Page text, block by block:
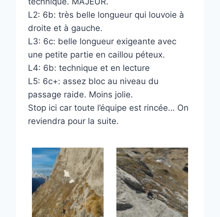
L2: 6b: très belle longueur qui louvoie à
droite et à gauche.
L3: 6c: belle longueur exigeante avec
une petite partie en caillou péteux.
L4: 6b: technique et en lecture
L5: 6c+: assez bloc au niveau du
passage raide. Moins jolie.
Stop ici car toute l’équipe est rincée… On
reviendra pour la suite.